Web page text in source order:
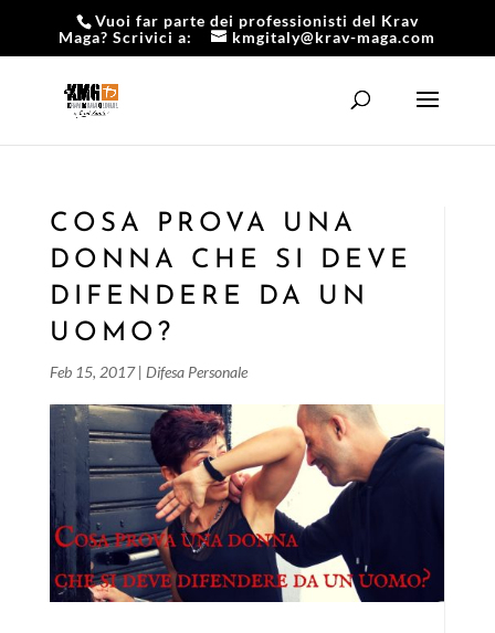
Vuoi far parte dei professionisti del Krav
Maga? Scrivici a:
kmgitaly@krav-maga.com
COSA PROVA UNA
DONNA CHE SI DEVE
DIFENDERE DA UN
UOMO?
Feb 15, 2017| Difesa Personale